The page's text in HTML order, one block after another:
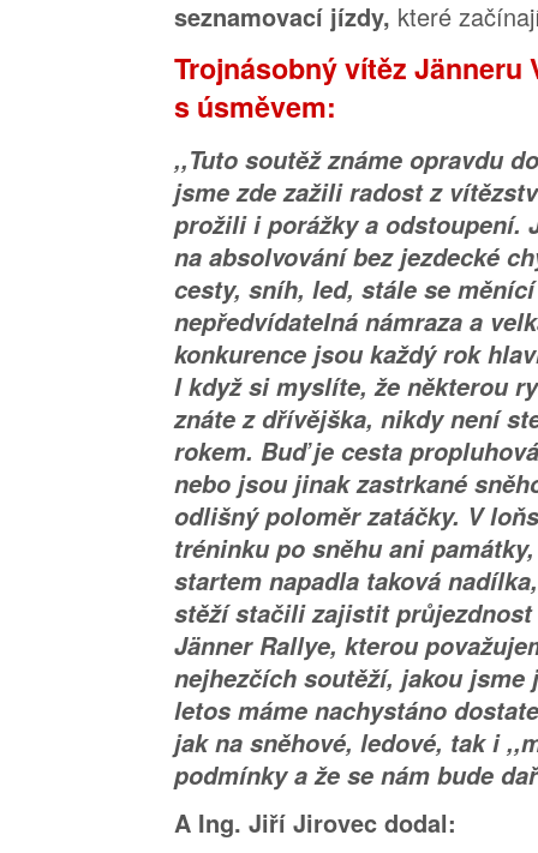
seznamovací jízdy, které
Trojnásobný vítěz Jänneru
s úsměvem:
,,Tuto soutěž známe opravdu
jsme zde zažili radost z
prožili i porážky a odstoupení.
na absolvování bez jezdecké
cesty, sníh, led, stále se
nepředvídatelná námraza a
konkurence jsou každý rok
I když si myslíte, že některou
znáte z dřívějška, nikdy není
rokem. Buď je cesta
nebo jsou jinak zastrkané
odlišný poloměr zatáčky. V
tréninku po sněhu ani
startem napadla taková
stěží stačili zajistit průjezdnost
Jänner Rallye, kterou
nejhezčích soutěží, jakou jsme
letos máme nachystáno
jak na sněhové, ledové, tak i
podmínky a že se nám bude
A Ing. Jiří Jirovec dodal: